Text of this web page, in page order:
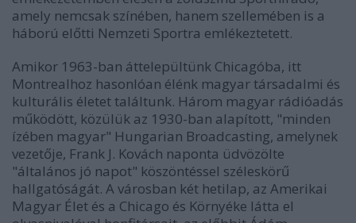
amely nemcsak színében, hanem szellemében is a
háború előtti Nemzeti Sportra emlékeztetett.
Amikor 1963-ban áttelepültünk Chicagóba, itt
Montrealhoz hasonlóan élénk magyar társadalmi és
kulturális életet találtunk. Három magyar rádióadás
működött, közülük az 1930-ban alapított, "minden
ízében magyar" Hungarian Broadcasting, amelynek
vezetője, Frank J. Kovách naponta üdvözölte
"általános jó napot" köszöntéssel széleskörű
hallgatóságát. A városban két hetilap, az Amerikai
Magyar Élet és a Chicago és Környéke látta el